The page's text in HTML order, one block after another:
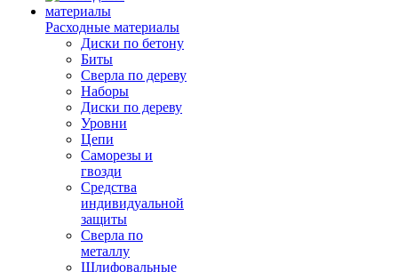
Расходные материалы
Диски по бетону
Биты
Сверла по дереву
Наборы
Диски по дереву
Уровни
Цепи
Саморезы и
гвозди
Средства
индивидуальной
защиты
Сверла по
металлу
Шлифовальные